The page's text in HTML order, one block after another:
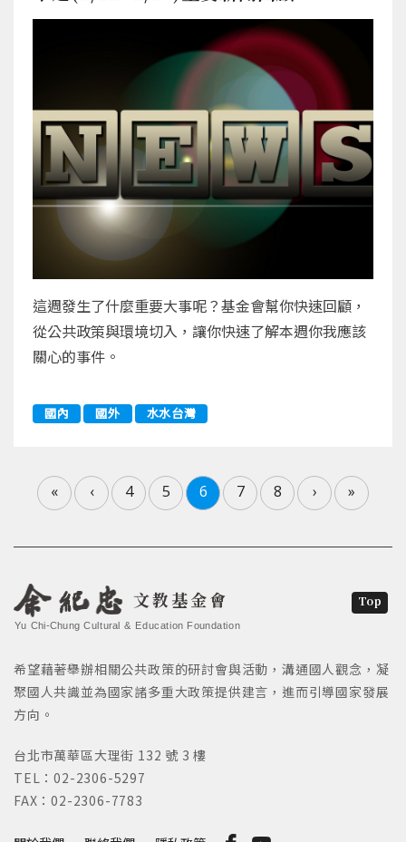
這週發生了什麼重要大事呢？基金會幫你快速回顧，
從公共政策與環境切入，讓你快速了解本週你我應該
關心的事件。
國內 國外 水水台灣
« ‹ 4 5 6 7 8 › »
文教基金會
Yu Chi-Chung Cultural & Education Foundation
希望藉著舉辦相關公共政策的研討會與活動，溝通國人觀念，凝
聚國人共識並為國家諸多重大政策提供建言，進而引導國家發展
方向。
台北市萬華區大理街 132 號 3 樓
TEL：02-2306-5297
FAX：02-2306-7783
Top